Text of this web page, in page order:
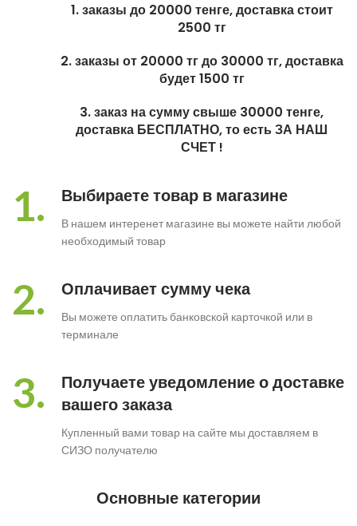
1. заказы до 20000 тенге, доставка стоит
2500 тг
2. заказы от 20000 тг до 30000 тг, доставка
будет 1500 тг
3. заказ на сумму свыше 30000 тенге,
доставка БЕСПЛАТНО, то есть ЗА НАШ
СЧЕТ !
1. Выбираете товар в магазине
В нашем интеренет магазине вы можете найти любой
необходимый товар
2. Оплачивает сумму чека
Вы можете оплатить банковской карточкой или в
терминале
3.
Получаете уведомление о доставке
вашего заказа
Купленный вами товар на сайте мы доставляем в
СИЗО получателю
Основные категории